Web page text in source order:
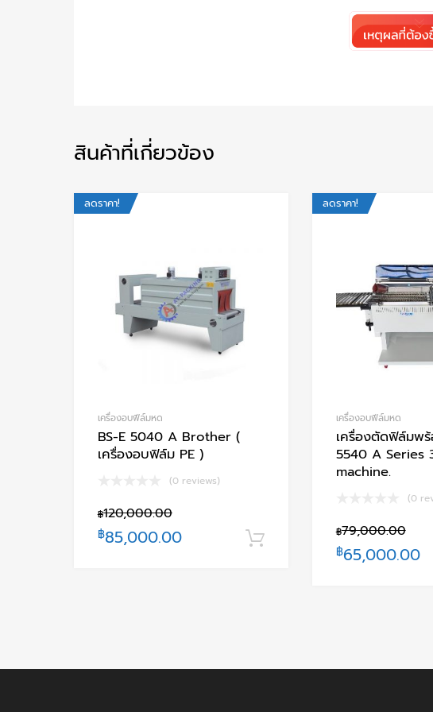
สินค้าที่เกี่ยวข้อง
ลดราคา!
เครื่องอบฟีล์มหด
BS-E 5040 A Brother (
เครื่องอบฟิล์ม PE )
(0 reviews)
฿120,000.00
฿85,000.00 หยิบใส่ตะกร้า
ลดราคา!
เครื่องอบฟีล์มหด
เครื่องตัดฟิล์มพ
5540 A Series
machine.
(0
฿79,000.00
฿65,000.00